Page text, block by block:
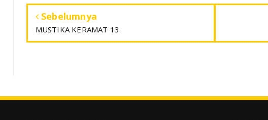
Sebelumnya
MUSTIKA KERAMAT 13